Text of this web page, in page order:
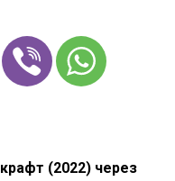
(2022) через